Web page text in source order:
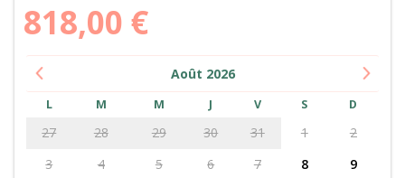
818,00 €
Août 2026
L M M J V S D
27 28 29 30 31 1
2
3
4 5 6 7 8
9